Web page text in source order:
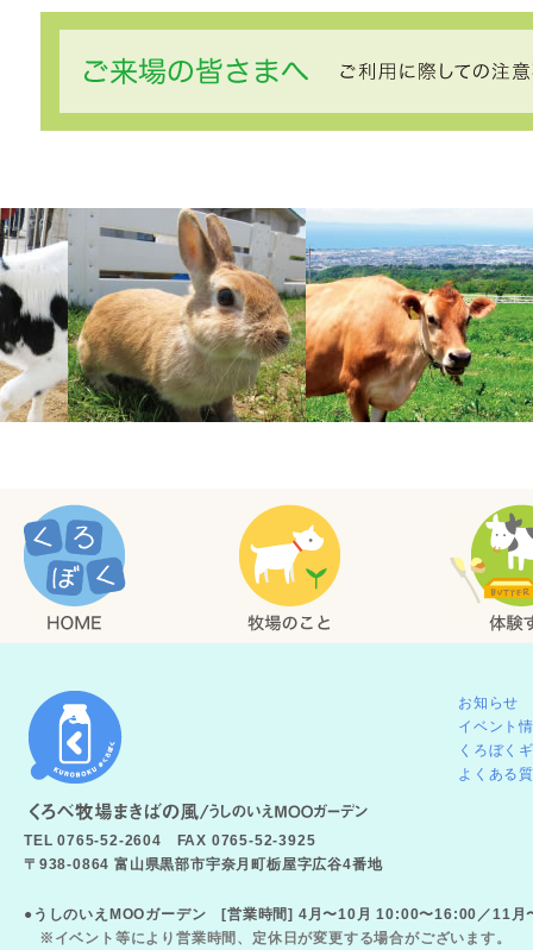
TEL 0765-52-2604 FAX 0765-52-3925
〒938-0864 富山県黒部市宇奈月町栃屋字広谷4番地
お知らせ
イベント
くろぼく
よくある
●うしのいえMOOガーデン [営業時間] 4月〜10月 10:00〜16:00／11
※イベント等により営業時間、定休日が変更する場合がございます。